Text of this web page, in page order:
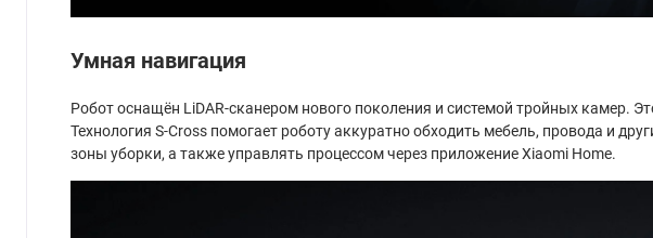
Умная навигация
Робот оснащён LiDAR-сканером нового поколения и системой тройных камер.
Технология S-Cross помогает роботу аккуратно обходить мебель, провода и
зоны уборки, а также управлять процессом через приложение Xiaomi Home.